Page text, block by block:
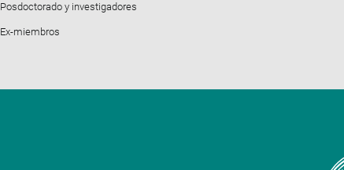
Posdoctorado y investigadores
Ex-miembros